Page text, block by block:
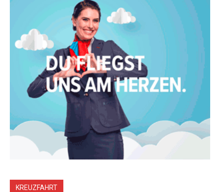
KREUZFAHRT